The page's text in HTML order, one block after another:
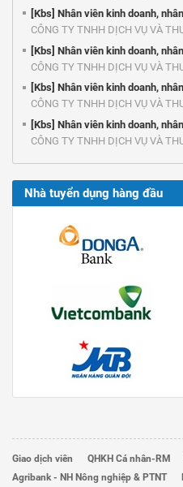
[Kbs] Nhân viên kinh doanh,
CÔNG TY TNHH DỊCH VỤ VÀ
[Kbs] Nhân viên kinh doanh,
CÔNG TY TNHH DỊCH VỤ VÀ
[Kbs] Nhân viên kinh doanh,
CÔNG TY TNHH DỊCH VỤ VÀ
[Kbs] Nhân viên kinh doanh,
CÔNG TY TNHH DỊCH VỤ VÀ
Nhà tuyển dụng hàng đầu
Giao dịch viên QHKH Cá nhân-RM
Agribank - NH Nông nghiệp & PTNT